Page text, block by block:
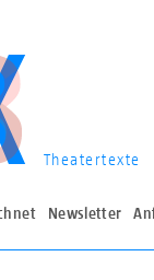
Theatertexte
Newsletter